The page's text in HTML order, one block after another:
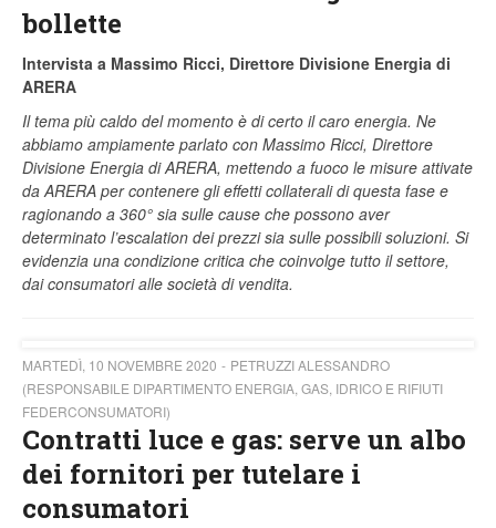
bollette
Intervista a Massimo Ricci, Direttore Divisione Energia di
ARERA
Il tema più caldo del momento è di certo il caro energia. Ne
abbiamo ampiamente parlato con Massimo Ricci, Direttore
Divisione Energia di ARERA, mettendo a fuoco le misure attivate
da ARERA per contenere gli effetti collaterali di questa fase e
ragionando a 360° sia sulle cause che possono aver
determinato l’escalation dei prezzi sia sulle possibili soluzioni. Si
evidenzia una condizione critica che coinvolge tutto il settore,
dai consumatori alle società di vendita.
MARTEDÌ, 10 NOVEMBRE 2020
PETRUZZI ALESSANDRO
(RESPONSABILE DIPARTIMENTO ENERGIA, GAS, IDRICO E RIFIUTI
FEDERCONSUMATORI)
Contratti luce e gas: serve un albo
dei fornitori per tutelare i
consumatori